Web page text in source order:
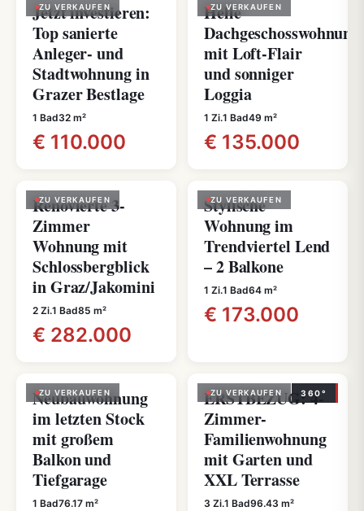
ZU VERKAUFEN
Jetzt investieren:
Top sanierte
Anleger- und
Stadtwohnung in
Grazer Bestlage
1 Bad32 m²
€ 110.000
ZU VERKAUFEN
Helle
Dachgeschosswohnung
mit Loft-Flair
und sonniger
Loggia
1 Zi.1 Bad49 m²
€ 135.000
ZU VERKAUFEN
Renovierte 3-
Zimmer
Wohnung mit
Schlossbergblick
in Graz/Jakomini
2 Zi.1 Bad85 m²
€ 282.000
ZU VERKAUFEN
Stylische
Wohnung im
Trendviertel Lend
– 2 Balkone
1 Zi.1 Bad64 m²
€ 173.000
ZU VERKAUFEN
Neubauwohnung
im letzten Stock
mit großem
Balkon und
Tiefgarage
1 Bad76.17 m²
ZU VERKAUFEN 360°
ERSTBEZUG: 4-
Zimmer-
Familienwohnung
mit Garten und
XXL Terrasse
3 Zi.1 Bad96.43 m²